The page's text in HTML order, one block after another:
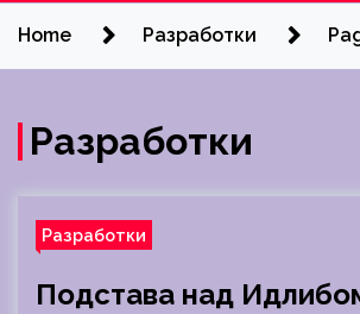
Home Разработки
Разработки
Разработки
Подстава над